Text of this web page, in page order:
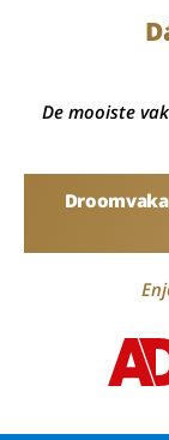
De mooiste